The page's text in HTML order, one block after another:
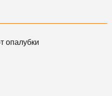
опалубки